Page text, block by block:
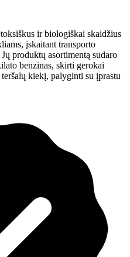
ir biologiškai skaidžius
įskaitant transporto
produktų asortimentą sudaro
benzinas, skirti gerokai
kiekį, palyginti su įprastu